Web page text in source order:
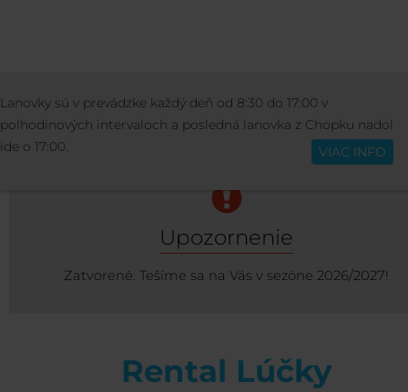
Slovenčina
SKI SCHOOL & RENTAL POŽIČOVŇA
Upozornenie
Zatvorené. Tešíme sa na Vás v sezóne 2026/2027!
Rental Lúčky
Lanovky sú v prevádzke každý deň od 8:30 do 17:00 v
polhodinových intervaloch a posledná lanovka z Chopku nadol
ide o 17:00.
VIAC INFO